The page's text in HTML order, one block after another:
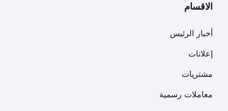
الاقسام
أخبار الرئيس
إعلانات
مشتريات
معاملات رسمية